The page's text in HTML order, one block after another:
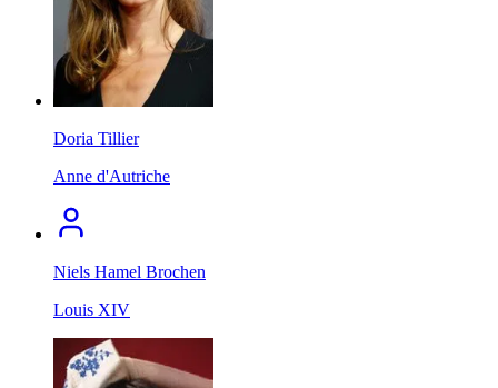
Doria Tillier
Anne d'Autriche
Niels Hamel Brochen
Louis XIV